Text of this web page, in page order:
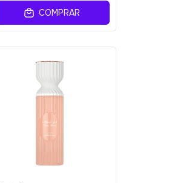
COMPRAR